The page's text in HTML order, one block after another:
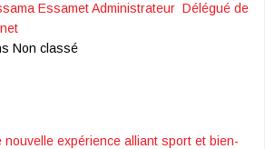
Essamet Administrateur Délégué de
Non classé
nouvelle expérience alliant sport et bien-